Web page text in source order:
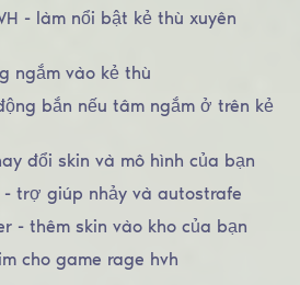
- làm nổi bật kẻ thù xuyên
ngắm vào kẻ thù
bắn nếu tâm ngắm ở trên kẻ
đổi skin và mô hình của bạn
- trợ giúp nhảy và autostrafe
- thêm skin vào kho của bạn
cho game rage hvh